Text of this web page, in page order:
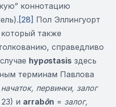
коннотацию
[28] Пол Эллингуорт
также
справедливо
hypostasis здесь
терминам Павлова
начаток, первинки, залог
и arrabôn = залог,